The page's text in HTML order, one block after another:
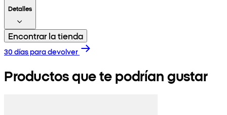
Detalles
Encontrar la tienda
30 días para devolver
Productos que te podrían gustar